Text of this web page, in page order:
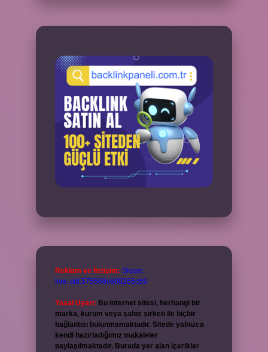
Reklam ve İletişim: Skype:
live:.cid.575569c608265c69
Yasal Uyarı: Bu internet sitesi, herhangi bir
marka, kurum veya şahıs şirketi ile hiçbir
bağlantısı bulunmamaktadır. Sitede yalnızca
kendi hazırladığımız makaleler
paylaşılmaktadır. Burada yer alan içerikler